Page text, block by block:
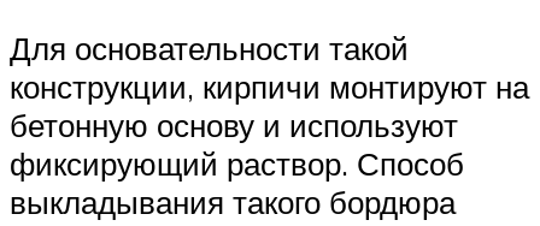
Для основательности такой
конструкции, кирпичи монтируют на
бетонную основу и используют
фиксирующий раствор. Способ
выкладывания такого бордюра